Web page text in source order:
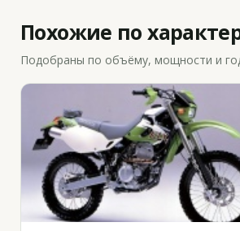
Похожие по
Подобраны по объёму, мощности и